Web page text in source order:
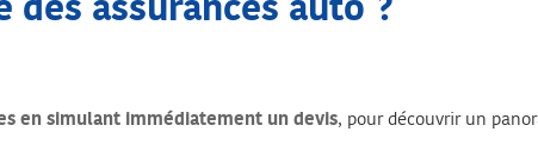
des assurances auto ?
en simulant immédiatement un devis, pour découvrir un